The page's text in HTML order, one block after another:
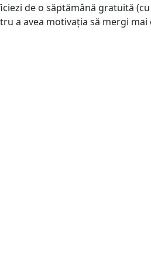
de o săptămână gratuită
a avea motivația să mergi mai